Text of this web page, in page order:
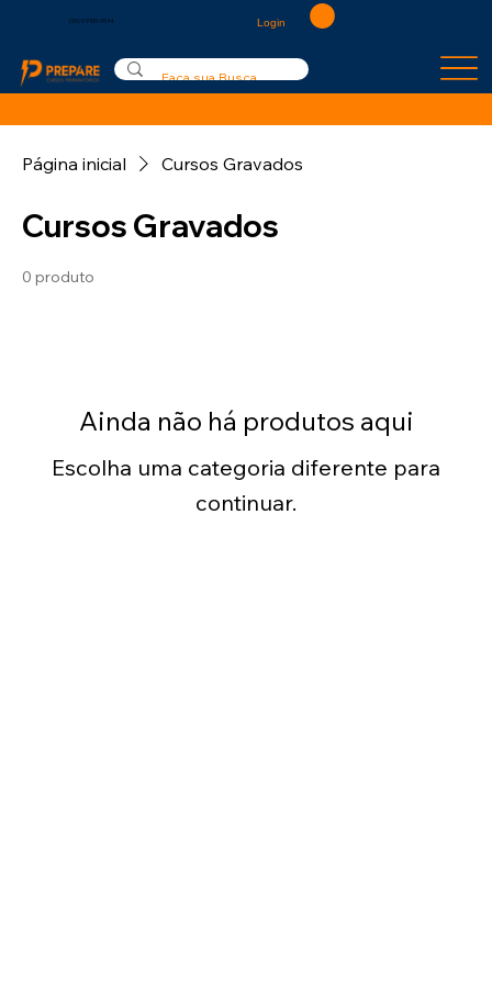
(55) 9 9100-9544 Login
Página inicial Cursos Gravados
Cursos Gravados
0 produto
Ainda não há produtos aqui
Escolha uma categoria diferente para
continuar.